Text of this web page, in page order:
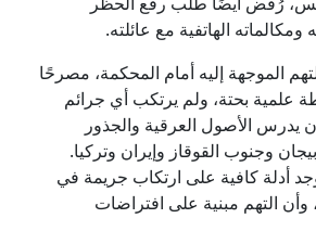
الهاتفية مع عائلته.
الموجهة إليه أمام المحكمة، مصرحًا
علمية بحتة، ولم يرتكب أي جرائم
يدرس الأصول العرقية والجذور
وجنوب القوقاز وإيران وتركيا.
أدلة كافية على ارتكاب جريمة في
وأن التهم مبنية على افتراضات